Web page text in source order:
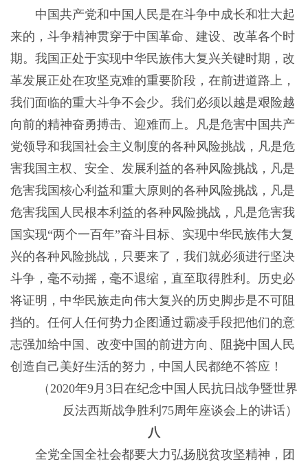
中国共产党和中国人民是在斗争中成长和壮大起
来的，斗争精神贯穿于中国革命、建设、改革各个时
期。我国正处于实现中华民族伟大复兴关键时期，改
革发展正处在攻坚克难的重要阶段，在前进道路上，
我们面临的重大斗争不会少。我们必须以越是艰险越
向前的精神奋勇搏击、迎难而上。凡是危害中国共产
党领导和我国社会主义制度的各种风险挑战，凡是危
害我国主权、安全、发展利益的各种风险挑战，凡是
危害我国核心利益和重大原则的各种风险挑战，凡是
危害我国人民根本利益的各种风险挑战，凡是危害我
国实现“两个一百年”奋斗目标、实现中华民族伟大复
兴的各种风险挑战，只要来了，我们就必须进行坚决
斗争，毫不动摇，毫不退缩，直至取得胜利。历史必
将证明，中华民族走向伟大复兴的历史脚步是不可阻
挡的。任何人任何势力企图通过霸凌手段把他们的意
志强加给中国、改变中国的前进方向、阻挠中国人民
创造自己美好生活的努力，中国人民都绝不答应！
（2020年9月3日在纪念中国人民抗日战争暨世界
反法西斯战争胜利75周年座谈会上的讲话）
八
全党全国全社会都要大力弘扬脱贫攻坚精神，团